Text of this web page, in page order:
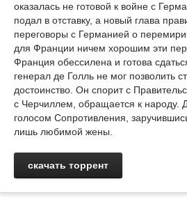
оказалась не готовой к войне с
подал в отставку, а новый глава
переговоры с Германией о
для Франции ничем хорошим эти
Франция обессилена и готова
генерал де Голль не мог позволить
достоинство. Он спорит с
с Черчиллем, обращается к народу.
голосом Сопротивления,
лишь любимой жены.
скачать торрент